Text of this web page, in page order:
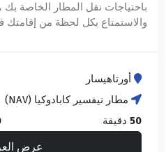
باحتياجات نقل المطار الخاصة
والاستمتاع بكل لحظة من
أورتاهيسار
مطار نيفسير كابادوكيا (NAV)
50 دقيقة
عرض